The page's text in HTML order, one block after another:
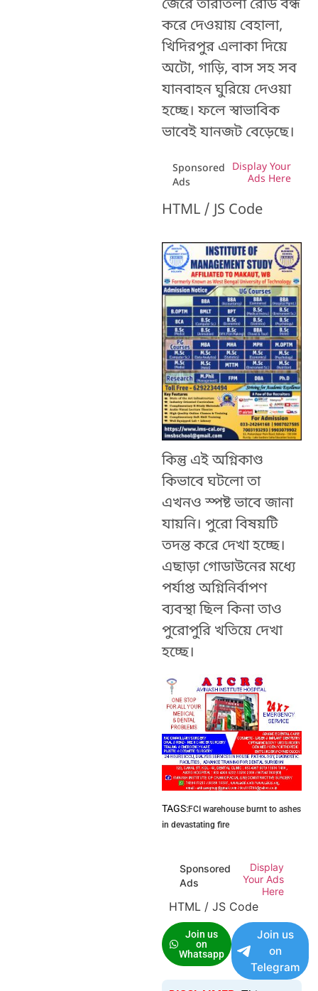
জেরে তারাতলা রোড বন্ধ
করে দেওয়ায় বেহালা,
খিদিরপুর এলাকা দিয়ে
অটো, গাড়ি, বাস সহ সব
যানবাহন ঘুরিয়ে দেওয়া
হচ্ছে। ফলে স্বাভাবিক
ভাবেই যানজট বেড়েছে।
Sponsored
Ads
Display Your
Ads Here
HTML / JS Code
কিন্তু এই অগ্নিকাণ্ড
কিভাবে ঘটলো তা
এখনও স্পষ্ট ভাবে জানা
যায়নি। পুরো বিষয়টি
তদন্ত করে দেখা হচ্ছে।
এছাড়া গোডাউনের মধ্যে
পর্যাপ্ত অগ্নিনির্বাপণ
ব্যবস্থা ছিল কিনা তাও
পুরোপুরি খতিয়ে দেখা
হচ্ছে।
TAGS:FCI warehouse burnt to ashes
in devastating fire
Sponsored
Ads
Display
Your Ads
Here
HTML / JS Code
Join us
on
Whatsapp
Join us
on
Telegram